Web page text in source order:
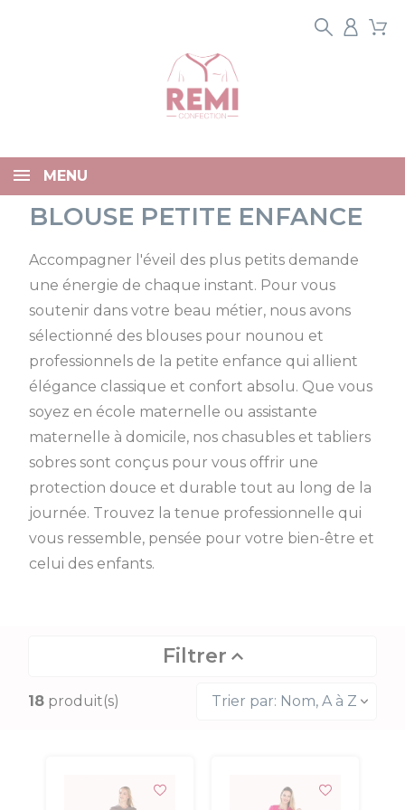
MENU
BLOUSE PETITE ENFANCE
Accompagner l'éveil des plus petits demande
une énergie de chaque instant. Pour vous
soutenir dans votre beau métier, nous avons
sélectionné des blouses pour nounou et
professionnels de la petite enfance qui allient
élégance classique et confort absolu. Que vous
soyez en école maternelle ou assistante
maternelle à domicile, nos chasubles et tabliers
sobres sont conçus pour vous offrir une
protection douce et durable tout au long de la
journée. Trouvez la tenue professionnelle qui
vous ressemble, pensée pour votre bien-être et
celui des enfants.
Filtrer
Prix Taille Coupe Fermeture
18 produit(s) Trier par: Nom, A à Z